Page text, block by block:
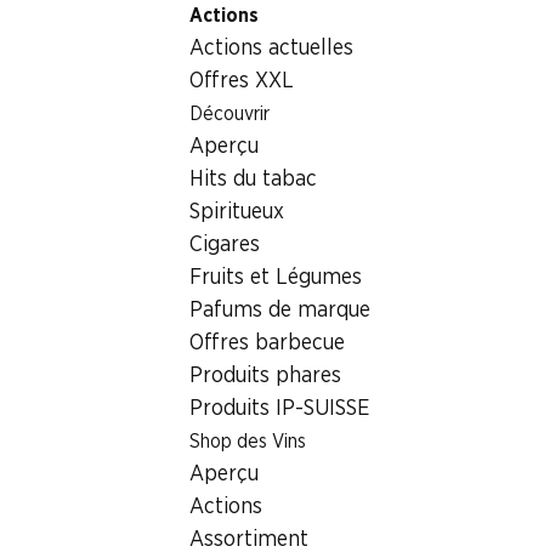
Actions
Actions actuelles
Offres XXL
Découvrir
Aperçu
Hits du tabac
Spiritueux
Cigares
Fruits et Légumes
Pafums de marque
Offres barbecue
Produits phares
Produits IP-SUISSE
Shop des Vins
Aperçu
Actions
Assortiment
Pain/pâtisserie
Salée au sucre avec farine IP-SUISSE
Salée au sucre avec farine IP-